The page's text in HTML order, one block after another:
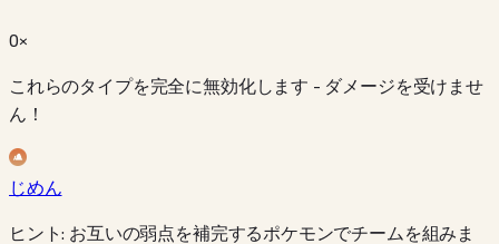
0×
これらのタイプを完全に無効化します - ダメージを受けませ
ん！
じめん
ヒント: お互いの弱点を補完するポケモンでチームを組みま